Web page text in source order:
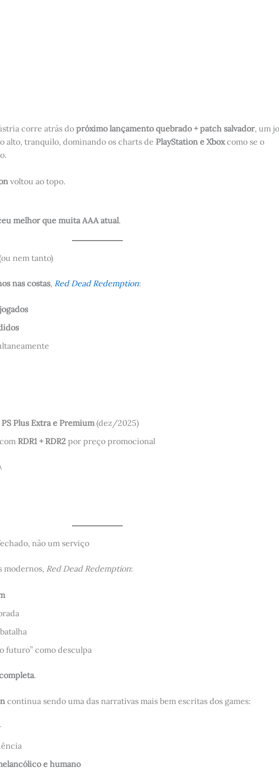
corre atrás do próximo lançamento quebrado + patch salvador, um
alto, tranquilo, dominando os charts de PlayStation e Xboxcomo se o
voltou ao topo.
melhor que muita AAA atual.
nem tanto)
nas costas, Red Dead Redemption:
PS Plus Extra e Premium (dez/2025)
RDR1 + RDR2 por preço promocional
.
não um serviço
modernos, Red Dead Redemption:
futuro” como desculpa
.
continua sendo uma das narrativas mais bem escritas dos games:
e humano